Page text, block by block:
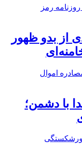
از بدو ظهور
با دشمن؛